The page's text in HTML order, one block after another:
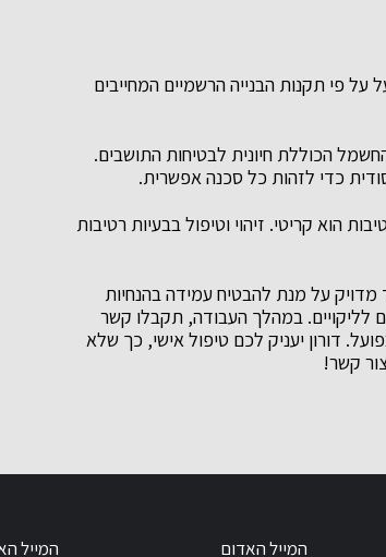
פי תקנות הבנייה הרשמיים המחייבים
הכוללת חיונית לבטיחות התושבים.
כדי לזהות כל סכנה אפשרית.
הוא קריטי. זיהוי וטיפול בבעיות רטיבות
מדויק על מנת להבטיח עמידה בהנחיות
לליקויים. במהלך העבודה, תקבלו קשר
דורון יעניק לכם טיפול אישי, כך שלא
קשר!
המייל האדום המייל